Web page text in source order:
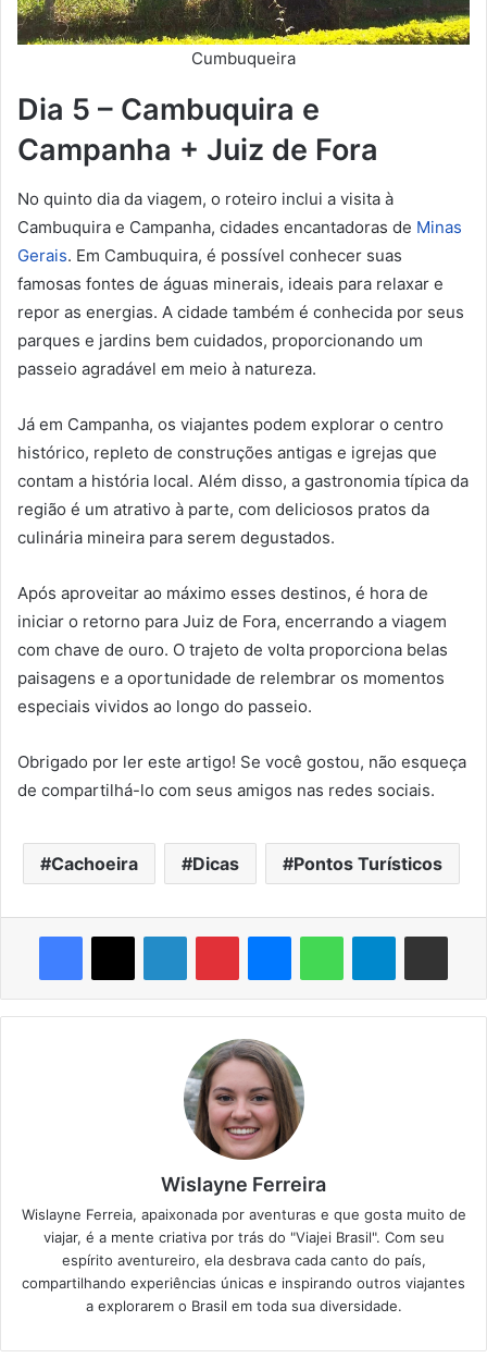
Cumbuqueira
Dia 5 – Cambuquira e
Campanha + Juiz de Fora
No quinto dia da viagem, o roteiro inclui a visita à
Cambuquira e Campanha, cidades encantadoras de Minas
Gerais. Em Cambuquira, é possível conhecer suas
famosas fontes de águas minerais, ideais para relaxar e
repor as energias. A cidade também é conhecida por seus
parques e jardins bem cuidados, proporcionando um
passeio agradável em meio à natureza.
Já em Campanha, os viajantes podem explorar o centro
histórico, repleto de construções antigas e igrejas que
contam a história local. Além disso, a gastronomia típica da
região é um atrativo à parte, com deliciosos pratos da
culinária mineira para serem degustados.
Após aproveitar ao máximo esses destinos, é hora de
iniciar o retorno para Juiz de Fora, encerrando a viagem
com chave de ouro. O trajeto de volta proporciona belas
paisagens e a oportunidade de relembrar os momentos
especiais vividos ao longo do passeio.
Obrigado por ler este artigo! Se você gostou, não esqueça
de compartilhá-lo com seus amigos nas redes sociais.
Cachoeira Dicas Pontos Turísticos
Facebook
X LinkedinPinterestMessengerWhatsAppTelegramCompartilhar via e-mail
Wislayne Ferreira
Wislayne Ferreia, apaixonada por aventuras e que gosta muito de
viajar, é a mente criativa por trás do "Viajei Brasil". Com seu
espírito aventureiro, ela desbrava cada canto do país,
compartilhando experiências únicas e inspirando outros viajantes
a explorarem o Brasil em toda sua diversidade.